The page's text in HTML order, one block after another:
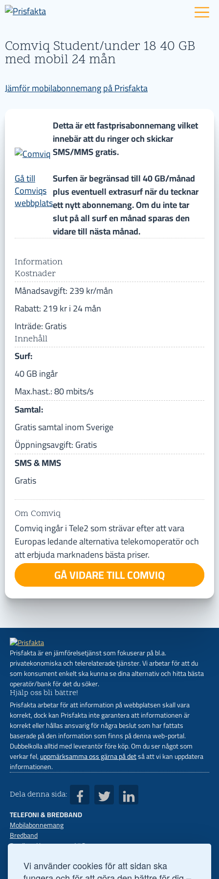
Vi använder cookies för att sidan ska
Comviq Student/under 18 40 GB
med mobil 24 mån
Jämför mobilabonnemang på Prisfakta
Gå till
Comviqs
webbplats
Detta är ett fastprisabonnemang vilket
innebär att du ringer och skickar
SMS/MMS gratis.
Surfen är begränsad till 40 GB/månad
plus eventuell extrasurf när du tecknar
ett nytt abonnemang. Om du inte tar
slut på all surf en månad sparas den
vidare till nästa månad.
Information
Kostnader
Månadsavgift: 239 kr/mån
Rabatt: 219 kr i 24 mån
Inträde: Gratis
Innehåll
Surf:
40 GB ingår
Max.hast.: 80 mbits/s
Samtal:
Gratis samtal inom Sverige
Öppningsavgift: Gratis
SMS & MMS
Gratis
Om Comviq
Comviq ingår i Tele2 som strävar efter att vara
Europas ledande alternativa telekomoperatör och
att erbjuda marknadens bästa priser.
GÅ VIDARE TILL COMVIQ
Prisfakta är en jämförelsetjänst som fokuserar på bl.a.
privatekonomiska och telerelaterade tjänster. Vi arbetar för att du
som konsument enkelt ska kunna se dina alternativ och hitta bästa
operatör/bank för det du söker.
Hjälp oss bli bättre!
Prisfakta arbetar för att information på webbplatsen skall vara
korrekt, dock kan Prisfakta inte garantera att informationen är
korrekt eller hållas ansvarig för några beslut som har fattats
baserade på den information som finns på denna web-portal.
Dubbelkolla alltid med leverantör före köp. Om du ser något som
verkar fel,uppmärksamma oss gärna på detså att vi kan uppdatera
informationen.
Dela denna sida:
TELEFONI & BREDBAND
Mobilabonnemang
Bredband
Bredband hemma med 5G
Mobiler med abon